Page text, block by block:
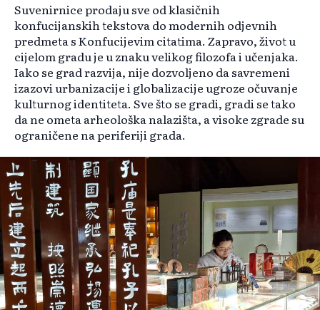
Suvenirnice prodaju sve od klasičnih
konfucijanskih tekstova do modernih odjevnih
predmeta s Konfucijevim citatima. Zapravo, život u
cijelom gradu je u znaku velikog filozofa i učenjaka.
Iako se grad razvija, nije dozvoljeno da savremeni
izazovi urbanizacije i globalizacije ugroze očuvanje
kulturnog identiteta. Sve što se gradi, gradi se tako
da ne ometa arheološka nalazišta, a visoke zgrade su
ograničene na periferiji grada.